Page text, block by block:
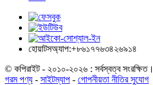
হোয়াটসঅ্যাপ:+৮৬১৭৭৬৩৪২৬৯১৪
© কপিরাইট - ২০১০-২০২৬ : সর্বস্বত্ব সংরক্ষিত।
গরম পণ্য - সাইটম্যাপ - গোপনীয়তা নীতির সুযোগ